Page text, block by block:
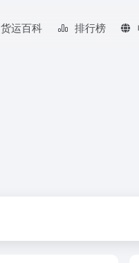
货运百科 排行榜